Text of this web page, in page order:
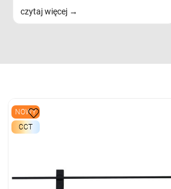
czytaj więcej
NOWY
CCT